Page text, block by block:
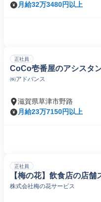
月給32万3480円以上
正社員
CoCo壱番屋のアシスタ
㈱アドバンス
滋賀県草津市野路
月給23万7150円以上
正社員
【梅の花】飲食店の店舗
株式会社梅の花サービス